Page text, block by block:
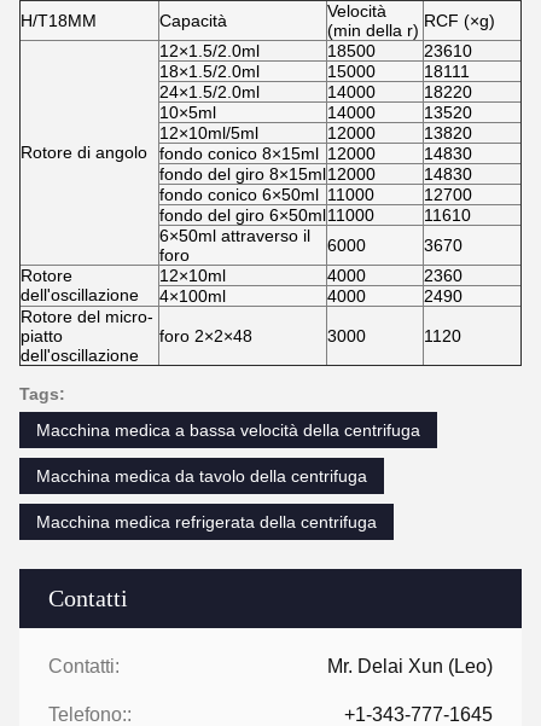
Contatti
Contatti: Mr. Delai Xun (Leo)
Telefono:: +1-343-777-1645
H/T18MM Capacità
Velocità
(min della r) RCF (×g)
Rotore di angolo
12×1.5/2.0ml 18500
23610
18×1.5/2.0ml
15000
18111
24×1.5/2.0ml
14000
18220
10×5ml
14000
13520
12×10ml/5ml
12000
13820
fondo conico 8×15ml 12000
14830
fondo del giro 8×15ml12000
14830
fondo conico 6×50ml 11000
12700
fondo del giro 6×50ml11000
11610
6×50ml attraverso il
foro
6000
3670
Rotore
dell'oscillazione
12×10ml 4000
2360
4×100ml
4000
2490
Rotore del micro-
piatto
dell'oscillazione
foro 2×2×48 3000 1120
Tags:
Macchina medica a bassa velocità della centrifuga
Macchina medica da tavolo della centrifuga
Macchina medica refrigerata della centrifuga